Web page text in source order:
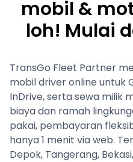
mobil &
loh! Mulai
TransGo Fleet Partner
mobil driver online untuk
InDrive, serta sewa milik
biaya dan ramah
pakai, pembayaran
hanya 1 menit via web.
Depok, Tangerang,